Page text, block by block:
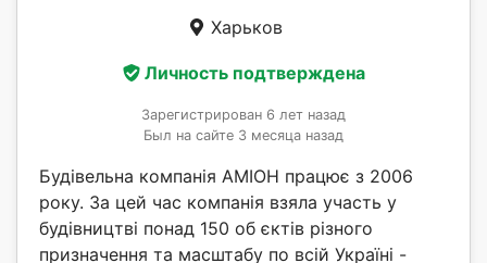
Харьков
Личность подтверждена
Зарегистрирован 6 лет назад
Был на сайте 3 месяца назад
Будівельна компанія АМІОН працює з 2006
року. За цей час компанія взяла участь у
будівництві понад 150 об єктів різного
призначення та масштабу по всій Україні -